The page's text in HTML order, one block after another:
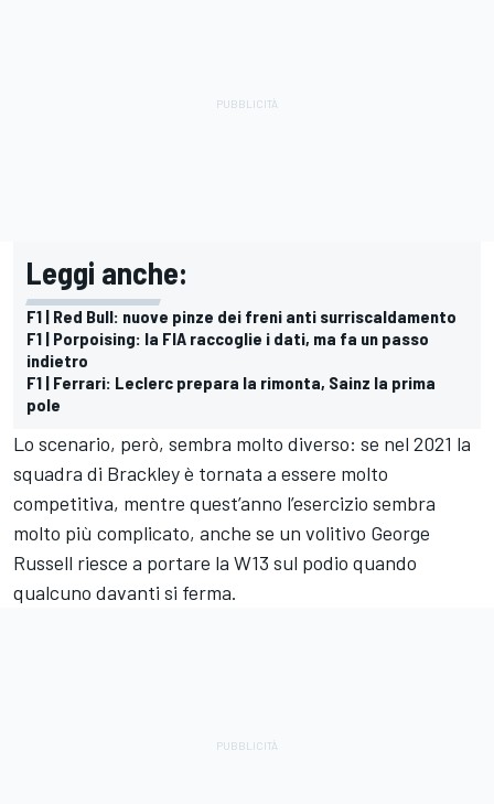
Leggi anche:
F1 | Red Bull: nuove pinze dei freni anti surriscaldamento
F1 | Porpoising: la FIA raccoglie i dati, ma fa un passo
indietro
F1 | Ferrari: Leclerc prepara la rimonta, Sainz la prima
pole
Lo scenario, però, sembra molto diverso: se nel 2021 la
squadra di Brackley è tornata a essere molto
competitiva, mentre quest’anno l’esercizio sembra
molto più complicato, anche se un volitivo George
Russell riesce a portare la W13 sul podio quando
qualcuno davanti si ferma.